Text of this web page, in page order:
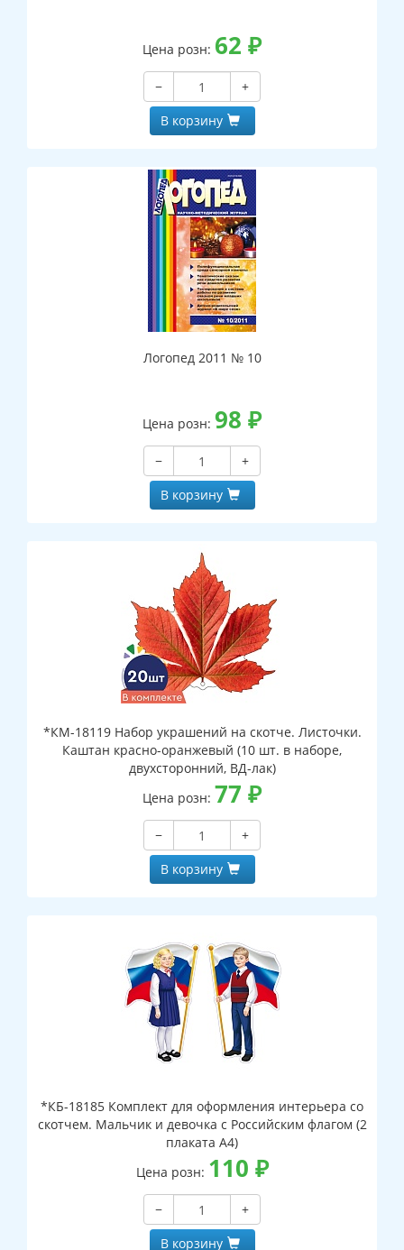
Цена розн: 62 ₽
−
+
В корзину
Логопед 2011 № 10
Цена розн: 98 ₽
−
+
В корзину
*КМ-18119 Набор украшений на скотче. Листочки.
Каштан красно-оранжевый (10 шт. в наборе,
двухсторонний, ВД-лак)
Цена розн: 77 ₽
−
+
В корзину
*КБ-18185 Комплект для оформления интерьера со
скотчем. Мальчик и девочка с Российским флагом (2
плаката А4)
Цена розн: 110 ₽
−
+
В корзину